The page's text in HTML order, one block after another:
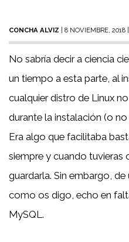
CONCHA ALVIZ | 8 NOVIEMBRE, 2018
No sabría decir a ciencia
un tiempo a esta parte, al
cualquier distro de Linux
durante la instalación (o
Era algo que facilitaba
siempre y cuando tuvieras
guardarla. Sin embargo,
como os digo, echo en
MySQL.